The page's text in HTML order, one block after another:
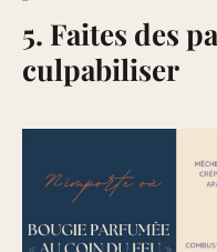
5. Faites des
culpabiliser